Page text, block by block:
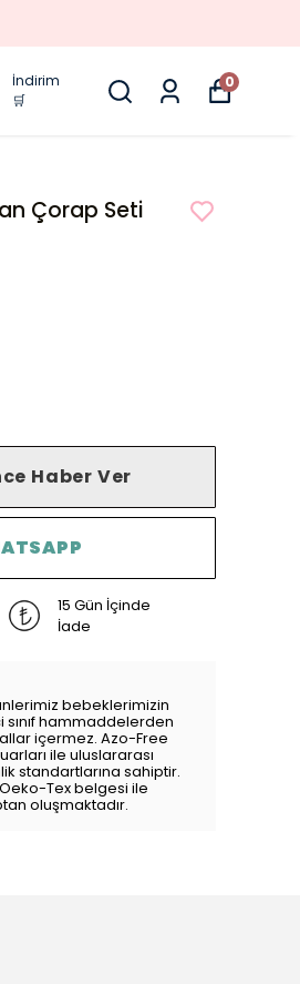
İndirim
🛒
0
Çorap Seti
Haber Ver
15 Gün İçinde
İade
bebeklerimizin
sınıf hammaddelerden
içermez. Azo-Free
ile uluslararası
standartlarına sahiptir.
Tex belgesi ile
oluşmaktadır.